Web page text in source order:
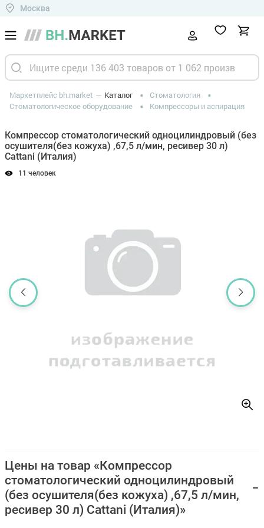
Москва
Маркетплейс bh.market Каталог
Стоматология
Стоматологическое оборудование
Компрессоры и аспирация
Компрессор стоматологический одноцилиндровый (без
осушителя(без кожуха) ,67,5 л/мин, ресивер 30 л)
Cattani (Италия)
11 человек
Цены на товар «Компрессор
стоматологический одноцилиндровый
(без осушителя(без кожуха) ,67,5 л/мин,
ресивер 30 л) Cattani (Италия)»